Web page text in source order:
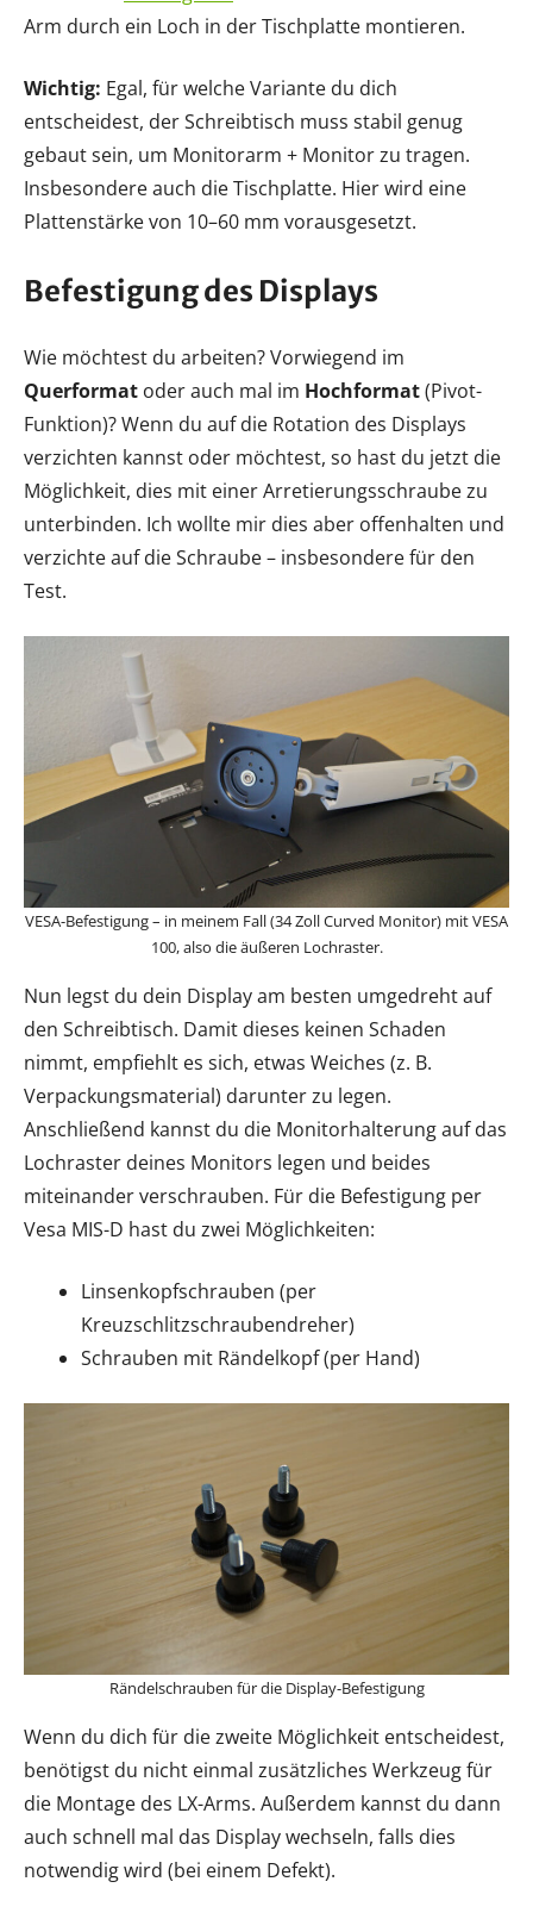
Arm durch ein Loch in der Tischplatte montieren.
Wichtig: Egal, für welche Variante du dich
entscheidest, der Schreibtisch muss stabil genug
gebaut sein, um Monitorarm + Monitor zu tragen.
Insbesondere auch die Tischplatte. Hier wird eine
Plattenstärke von 10–60 mm vorausgesetzt.
Befestigung des Displays
Wie möchtest du arbeiten? Vorwiegend im
Querformat oder auch mal im Hochformat(Pivot-
Funktion)? Wenn du auf die Rotation des Displays
verzichten kannst oder möchtest, so hast du jetzt die
Möglichkeit, dies mit einer Arretierungsschraube zu
unterbinden. Ich wollte mir dies aber offenhalten und
verzichte auf die Schraube – insbesondere für den
Test.
VESA-Befestigung – in meinem Fall (34 Zoll Curved Monitor) mit VESA
100, also die äußeren Lochraster.
Nun legst du dein Display am besten umgedreht auf
den Schreibtisch. Damit dieses keinen Schaden
nimmt, empfiehlt es sich, etwas Weiches (z. B.
Verpackungsmaterial) darunter zu legen.
Anschließend kannst du die Monitorhalterung auf das
Lochraster deines Monitors legen und beides
miteinander verschrauben. Für die Befestigung per
Vesa MIS-D hast du zwei Möglichkeiten:
Linsenkopfschrauben (per
Kreuzschlitzschraubendreher)
Schrauben mit Rändelkopf (per Hand)
Rändelschrauben für die Display-Befestigung
Wenn du dich für die zweite Möglichkeit entscheidest,
benötigst du nicht einmal zusätzliches Werkzeug für
die Montage des LX-Arms. Außerdem kannst du dann
auch schnell mal das Display wechseln, falls dies
notwendig wird (bei einem Defekt).